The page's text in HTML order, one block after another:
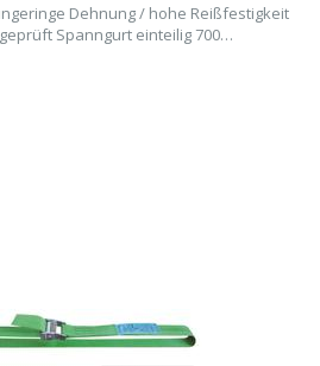
Dehnung / hohe Reißfestigkeit
Spanngurt einteilig 700
Gurtband und...